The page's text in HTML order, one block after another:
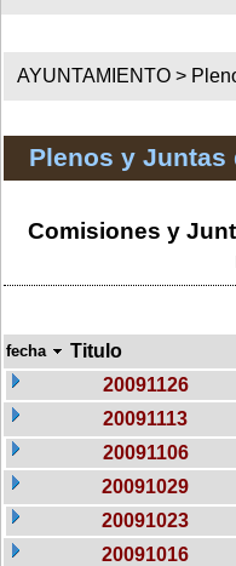
AYUNTAMIENTO >
Plenos y Juntas
Comisiones y
fecha Titulo
20091126
20091113
20091106
20091029
20091023
20091016